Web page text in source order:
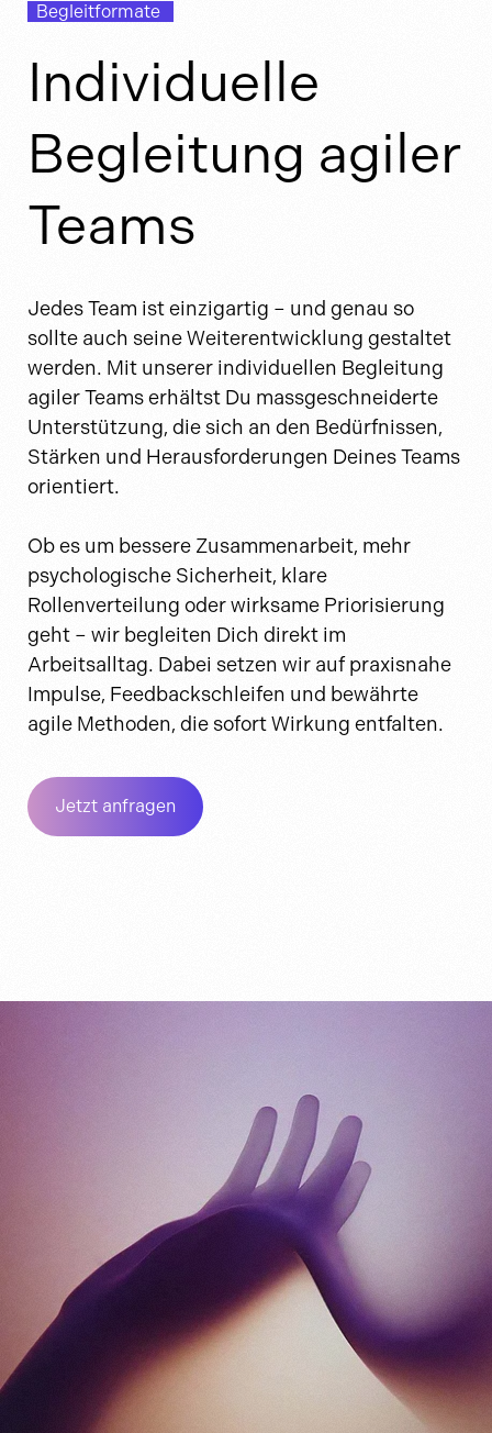
Begleitformate
Individuelle
Begleitung agiler
Teams
Jedes Team ist einzigartig – und genau so
sollte auch seine Weiterentwicklung gestaltet
werden. Mit unserer individuellen Begleitung
agiler Teams erhältst Du massgeschneiderte
Unterstützung, die sich an den Bedürfnissen,
Stärken und Herausforderungen Deines Teams
orientiert.
Ob es um bessere Zusammenarbeit, mehr
psychologische Sicherheit, klare
Rollenverteilung oder wirksame Priorisierung
geht – wir begleiten Dich direkt im
Arbeitsalltag. Dabei setzen wir auf praxisnahe
Impulse, Feedbackschleifen und bewährte
agile Methoden, die sofort Wirkung entfalten.
Jetzt anfragen